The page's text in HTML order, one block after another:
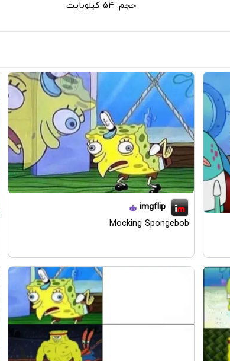
حجم: 54 کیلوبایت
imgflip
Mocking Spongebob